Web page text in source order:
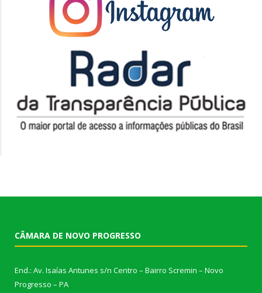
CÂMARA DE NOVO PROGRESSO
End.: Av. Isaías Antunes s/n Centro – Bairro Scremin – Novo
Progresso – PA